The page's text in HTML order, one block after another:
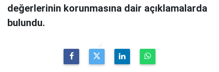
değerlerinin korunmasına dair açıklamalarda
bulundu.